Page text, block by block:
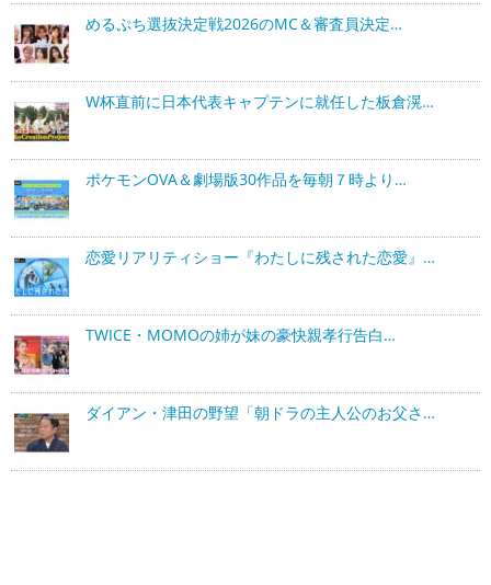
めるぷち選抜決定戦2026のMC＆審査員決定…
W杯直前に日本代表キャプテンに就任した板倉滉…
ポケモンOVA＆劇場版30作品を毎朝７時より…
恋愛リアリティショー『わたしに残された恋愛』…
TWICE・MOMOの姉が妹の豪快親孝行告白…
ダイアン・津田の野望「朝ドラの主人公のお父さ…